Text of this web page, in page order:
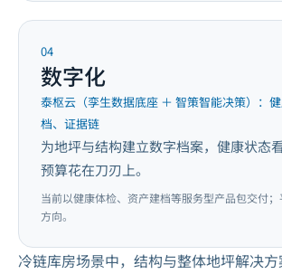
04
数字化
泰枢云（孪生数据底座 ＋ 智策智能决策）：
档、证据链
为地坪与结构建立数字档案，健康状态
预算花在刀刃上。
当前以健康体检、资产建档等服务型产品包交付
方向。
冷链库房场景中，结构与整体地坪解决